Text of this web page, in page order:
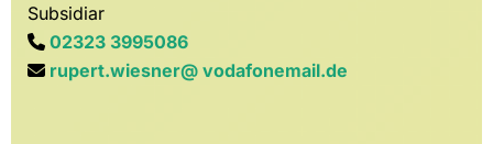
Subsidiar
 02323 3995086
 rupert.wiesner@ vodafonemail.de